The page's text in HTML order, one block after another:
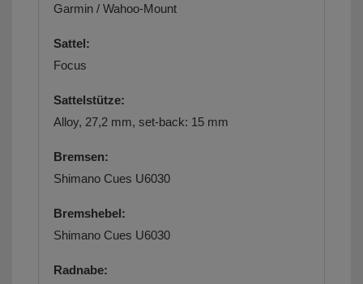
Garmin / Wahoo-Mount
Sattel:
Focus
Sattelstütze:
Alloy, 27,2 mm, set-back: 15 mm
Bremsen:
Shimano Cues U6030
Bremshebel:
Shimano Cues U6030
Radnabe: